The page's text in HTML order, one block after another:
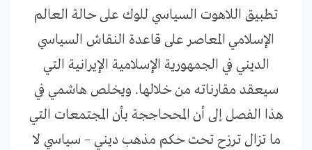
تطبيق اللاهوت السياسي للوك على حالة العالم
الإسلامي المعاصر على قاعدة النقاش السياسي
الديني في الجمهورية الإسلامية الإيرانية التي
سيعقد مقارناته من خلالها. ويخلص هاشمي في
هذا الفصل إلى أن المححاججة بأن المجتمعات التي
ما تزال ترزح تحت حكم مذهب ديني – سياسي لا